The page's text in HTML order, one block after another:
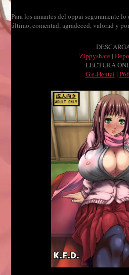
Para los amantes del oppai seguramente
último, comentad, agradeced, valorad y
Zippyshare |
LECTURA
G.e-Hentai |